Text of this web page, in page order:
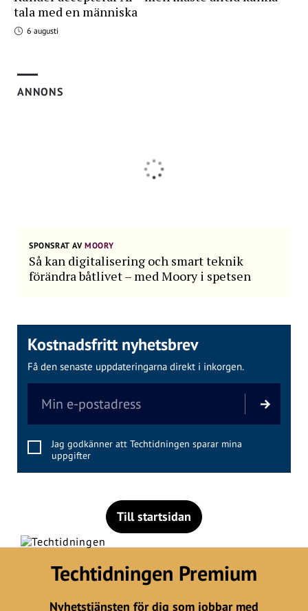
tala med en människa
6 augusti
ANNONS
SPONSRAT AVMOORY
Så kan digitalisering och smart teknik
förändra båtlivet – med Moory i spetsen
Kostnadsfritt nyhetsbrev
Få den senaste uppdateringarna direkt i inkorgen.
Jag godkänner att Techtidningen sparar mina
uppgifter
Till startsidan
Techtidningen Premium
Nyhetstjänsten för dig som jobbar med